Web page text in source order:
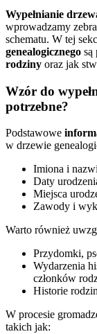
Wypełnianie
wprowadzamy
schematu. W tej
genealogicznego są
rodziny oraz jak
Wzór do
potrzebne?
Podstawowe
w drzewie
Imiona i
Daty
Miejsca
Zawody i
Warto również
Przydomki,
Wydarzenia
członków
Historie
W procesie
takich jak: